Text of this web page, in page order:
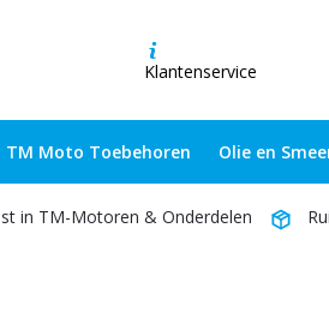
Klantenservice
TM Moto Toebehoren Olie en
in TM-Motoren & Onderdelen